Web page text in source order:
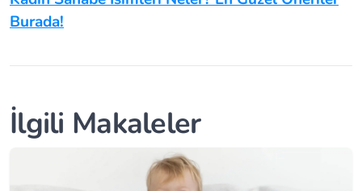
Burada!
İlgili Makaleler